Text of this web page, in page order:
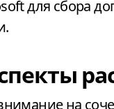
для сбора
на